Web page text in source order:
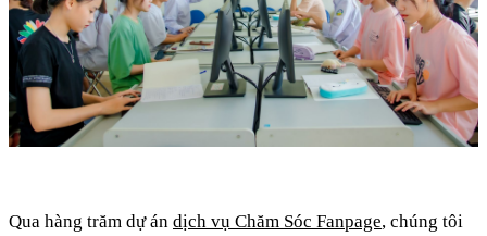
Qua hàng trăm dự án dịch vụ Chăm Sóc Fanpage, chúng tôi